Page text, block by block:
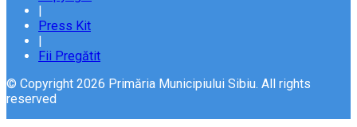
|
Press Kit
|
Fii Pregătit
© Copyright 2026 Primăria Municipiului Sibiu. All rights
reserved